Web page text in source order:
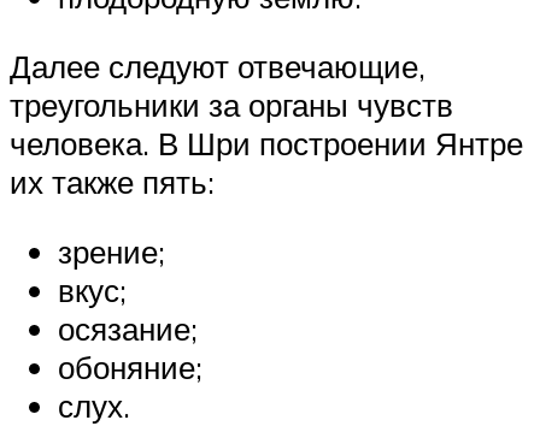
Далее следуют отвечающие,
треугольники за органы чувств
человека. В Шри построении Янтре
их также пять:
зрение;
вкус;
осязание;
обоняние;
слух.